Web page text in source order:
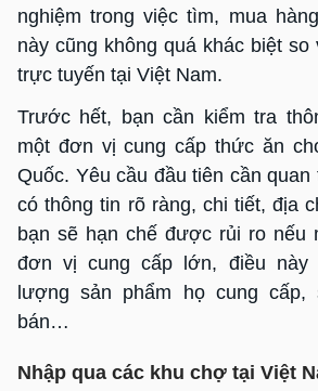
nghiệm trong việc tìm, mua
này cũng không quá khác biệt
trực tuyến tại Việt Nam.
Trước hết, bạn cần kiểm tra
một đơn vị cung cấp thức ăn
Quốc. Yêu cầu đầu tiên cần quan
có thông tin rõ ràng, chi tiết, địa
bạn sẽ hạn chế được rủi ro nếu
đơn vị cung cấp lớn, điều này
lượng sản phẩm họ cung
bán…
Nhập qua các khu chợ tại Việt